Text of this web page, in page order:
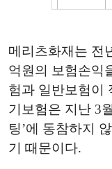
메리츠화재는 전
억원의 보험손익
험과 일반보험이
기보험은 지난 3
팅’에 동참하지
기 때문이다.